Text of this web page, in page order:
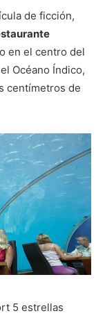
de ficción,
en el centro del
Océano Índico,
centímetros de
5 estrellas